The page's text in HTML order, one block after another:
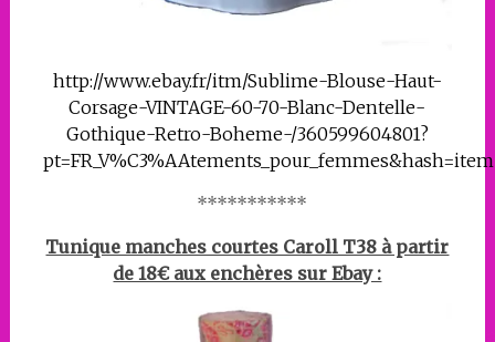
http://www.ebay.fr/itm/Sublime-Blouse-Haut-
Corsage-VINTAGE-60-70-Blanc-Dentelle-
Gothique-Retro-Boheme-/360599604801?
***********
Tunique manches courtes Caroll T38 à partir
de 18€ aux enchères sur Ebay :